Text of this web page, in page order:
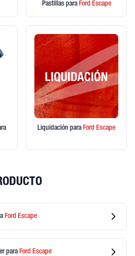
Pastillas paraFord Escape
Liquidación paraFord Escape
Ford Escape
para Ford Escape